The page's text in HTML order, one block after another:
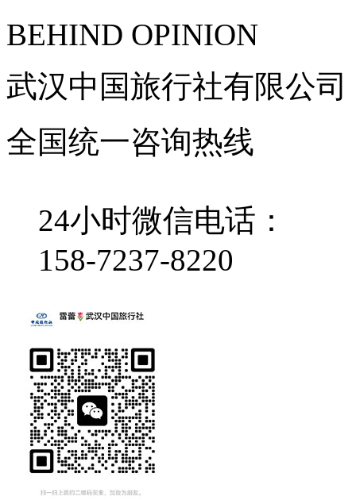
BEHIND OPINION
武汉中国旅行社有限公司
全国统一咨询热线
24小时微信电话：
158-7237-8220